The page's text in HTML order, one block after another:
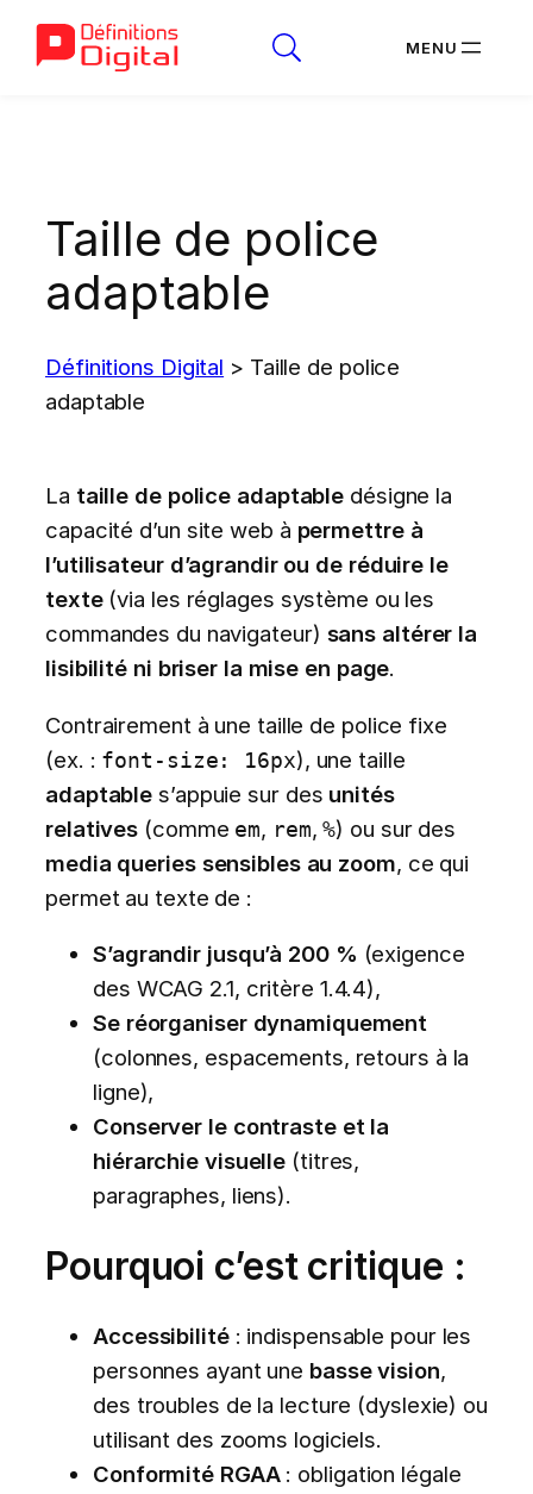
Taille de police
adaptable
Définitions Digital > Taille de police
adaptable
La taille de police adaptable désigne la
capacité d’un site web à permettre à
l’utilisateur d’agrandir ou de réduire le
texte(via les réglages système ou les
commandes du navigateur) sans altérer la
lisibilité ni briser la mise en page.
Contrairement à une taille de police fixe
(ex. : font-size: 16px), une taille
adaptable s’appuie sur des unités
relatives (comme em, rem,%) ou sur des
media queries sensibles au zoom, ce qui
permet au texte de :
S’agrandir jusqu’à 200 % (exigence
des WCAG 2.1, critère 1.4.4),
Se réorganiser dynamiquement
(colonnes, espacements, retours à la
ligne),
Conserver le contraste et la
hiérarchie visuelle (titres,
paragraphes, liens).
Pourquoi c’est critique :
Accessibilité: indispensable pour les
personnes ayant une basse vision,
des troubles de la lecture (dyslexie) ou
utilisant des zooms logiciels.
Conformité RGAA: obligation légale